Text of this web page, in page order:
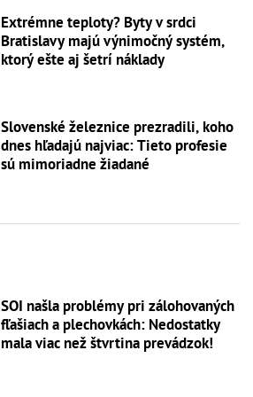
Extrémne teploty? Byty v srdci
Bratislavy majú výnimočný systém,
ktorý ešte aj šetrí náklady
Slovenské železnice prezradili, koho
dnes hľadajú najviac: Tieto profesie
sú mimoriadne žiadané
SOI našla problémy pri zálohovaných
fľašiach a plechovkách: Nedostatky
mala viac než štvrtina prevádzok!